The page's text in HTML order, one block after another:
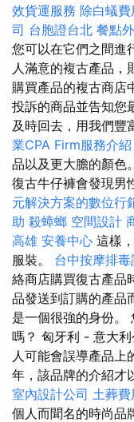
效貨運服務 除白蟻費
司 台胞證台北 餐點
您可以在它們之間進
人滿意的複古產品，
購買產品的複古商店
投訴的商品並告知您
及時回去，用我們豐
業CPA Firm服務介紹
品以及更大膽的顏色
復古牛仔褲會發現男
元解決方案的數位行
助 殺蟑螂 空間設計
高雄 安養中心 這樣
服裝。 台中按摩排毒
絡商店購買復古產品
品發送到訂購的產品
是一個很強的身份。
嗎？ 匈牙利 - 意大
人可能會誤導產品上
年，該品牌的介紹才
室內設計公司 土葬費
個人而聞名的時尚品